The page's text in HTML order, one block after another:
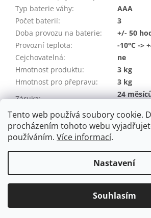
Tento web používá soubory cookie.
procházením tohoto webu
používáním. Více informací.
Nastavení
Souhlasím
Typ baterie váhy:
AAA
Počet baterií:
3
Doba provozu na baterie:
+/- 50
Provozní teplota:
-10°C ->
Cejchovatelná:
ne
Hmotnost produktu:
3 kg
Hmotnost pro přepravu:
3 kg
Záruka:
24
EAN
Vytvořil Shoptet
ST Shop. Všechna